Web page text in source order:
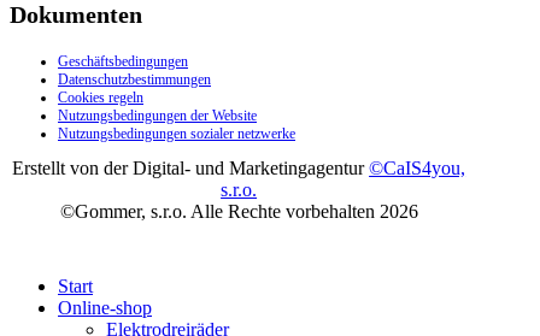
Dokumenten
Geschäftsbedingungen
Datenschutzbestimmungen
Cookies regeln
Nutzungsbedingungen der Website
Nutzungsbedingungen sozialer netzwerke
Erstellt von der Digital- und Marketingagentur©CaIS4you,
s.r.o.
©Gommer, s.r.o. Alle Rechte vorbehalten 2026
Start
Online-shop
Elektrodreiräder